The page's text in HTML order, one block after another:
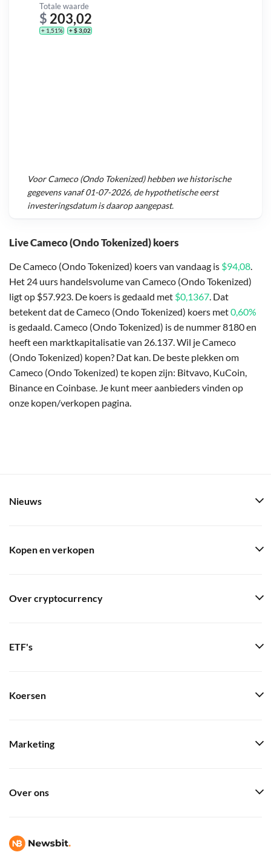
Live Cameco (Ondo Tokenized) koers
De Cameco (Ondo Tokenized) koers van vandaag is $94,08.
Het 24 uurs handelsvolume van Cameco (Ondo Tokenized)
ligt op $57.923. De koers is gedaald met $0,1367. Dat
betekent dat de Cameco (Ondo Tokenized) koers met0,60%
is gedaald. Cameco (Ondo Tokenized) is de nummer 8180 en
heeft een marktkapitalisatie van 26.137. Wil je Cameco
(Ondo Tokenized) kopen? Dat kan. De beste plekken om
Cameco (Ondo Tokenized) te kopen zijn: Bitvavo, KuCoin,
Binance en Coinbase. Je kunt meer aanbieders vinden op
onze kopen/verkopen pagina.
Totale waarde
$ 203,02
+ 1,51% + $ 3,02
VoorCameco (Ondo Tokenized)hebben we historische
gegevens vanaf01-07-2026, de hypothetische eerst
investeringsdatum is daarop aangepast.
Nieuws
Kopen en verkopen
Over cryptocurrency
ETF's
Koersen
Marketing
Over ons